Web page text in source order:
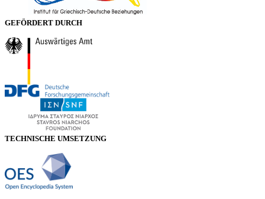
GEFÖRDERT DURCH
TECHNISCHE UMSETZUNG